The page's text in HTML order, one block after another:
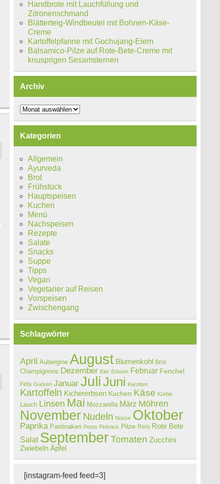
Handbrote mit Lauchfüllung und
Zitronenschmand
Blätterteig-Windbeutel mit Bohnen-Käse-
Creme
Kartoffelpfanne mit Gochujang-Eiern
Balsamico-Pilze auf Rote-Bete-Creme mit
knusprigen Sesamsternen
Archiv
Archiv
Kategorien
Allgemein
Ayurveda
Brot
Frühstück
Hauptspeisen
Kuchen
Menü
Nachspeisen
Rezepte
Salate
Snacks
Suppe
Tipps
Vegan
Vegetarier auf Reisen
Vorspeisen
Zwischengang
Schlagwörter
April Aubergine August Blumenkohl Brot
Champignons Dezember Eier Erbsen Februar Fenchel
Feta Gurken Januar JuliJuni Karotten
Kartoffeln Kichererbsen Kuchen Käse Kürbis
Lauch Linsen Mai Mozzarella März Möhren
November Nudeln Nüsse Oktober
Paprika Pastinaken Pesto Picknick Pilze Reis Rote Bete
Salat September Tomaten Zucchini
Zwiebeln Äpfel
[instagram-feed feed=3]